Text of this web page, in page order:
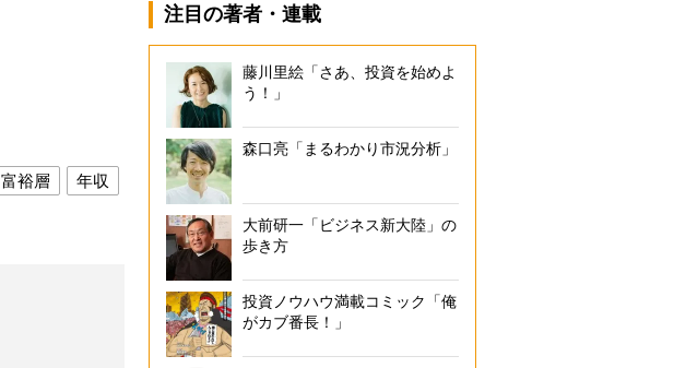
富裕層
年収
注目の著者・連載
藤川里絵「さあ、投資を始めよ
う！」
森口亮「まるわかり市況分析」
大前研一「ビジネス新大陸」の
歩き方
投資ノウハウ満載コミック「俺
がカブ番長！」